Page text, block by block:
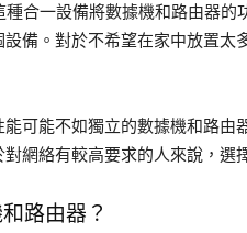
種合一設備將數據機和路由器
備。對於不希望在家中放置
可能不如獨立的數據機和路
網絡有較高要求的人來說，選
路由器？